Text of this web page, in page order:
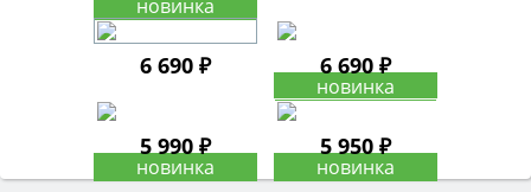
6 690 ₽ 6 690 ₽
5 990 ₽ 5 950 ₽